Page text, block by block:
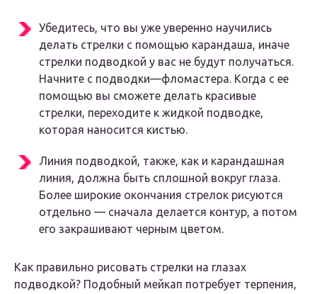
Убедитесь, что вы уже уверенно научились
делать стрелки с помощью карандаша, иначе
стрелки подводкой у вас не будут получаться.
Начните с подводки—фломастера. Когда с ее
помощью вы сможете делать красивые
стрелки, переходите к жидкой подводке,
которая наносится кистью.
Линия подводкой, также, как и карандашная
линия, должна быть сплошной вокруг глаза.
Более широкие окончания стрелок рисуются
отдельно — сначала делается контур, а потом
его закрашивают черным цветом.
Как правильно рисовать стрелки на глазах
подводкой? Подобный мейкап потребует терпения,